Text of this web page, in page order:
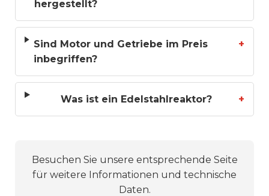
hergestellt?
Sind Motor und Getriebe im Preis
inbegriffen?
+
Was ist ein Edelstahlreaktor? +
Besuchen Sie unsere entsprechende Seite
für weitere Informationen und technische
Daten.